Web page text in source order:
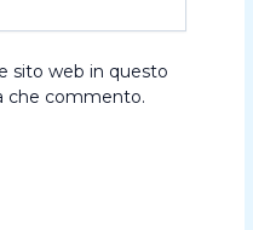
sito web in questo
che commento.